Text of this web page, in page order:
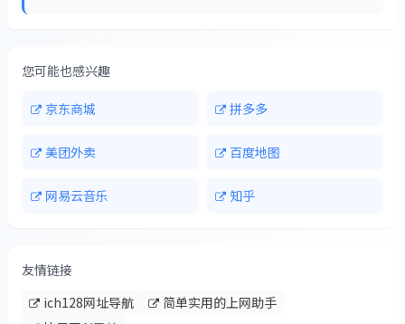
您可能也感兴趣
京东商城 拼多多
美团外卖 百度地图
网易云音乐 知乎
友情链接
ich128网址导航
简单实用的上网助手